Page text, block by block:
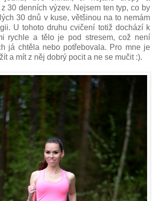
30 denních výzev. Nejsem ten typ, co by
30 dnů v kuse, většinou na to nemám
U tohoto druhu cvičení totiž dochází k
rychle a tělo je pod stresem, což není
já chtěla nebo potřebovala. Pro mne je
a mít z něj dobrý pocit a ne se mučit :).